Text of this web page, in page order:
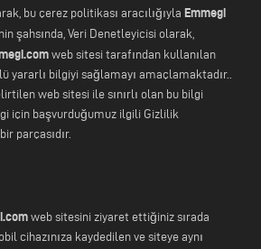
bu çerez politikası aracılığıyla Emmegi
şahsında, Veri Denetleyicisi olarak,
web sitesi tarafından kullanılan
yararlı bilgiyi sağlamayı amaçlamaktadır..
web sitesi ile sınırlı olan bu bilgi
için başvurduğumuz ilgili Gizlilik
parçasıdır.
web sitesini ziyaret ettiğiniz sırada
cihazınıza kaydedilen ve siteye aynı